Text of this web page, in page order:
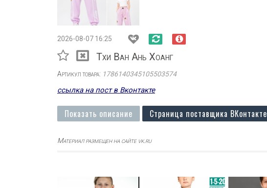
2026-08-07 16:25
Тхи Ван Ань Хоанг
Артикул товара: 1786140345105503574
ссылка на пост в Вконтакте
Показать описание Страница поставщика ВКонтакте
Материал размещен на сайте vk.ru